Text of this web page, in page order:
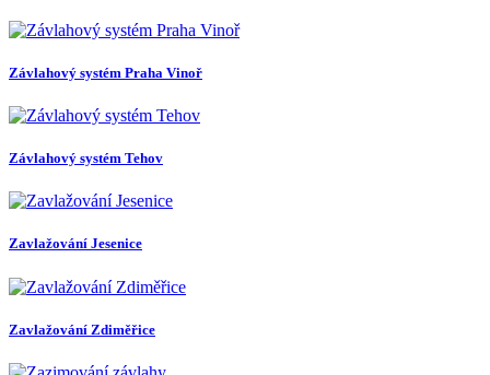
Závlahový systém Praha Vinoř
Závlahový systém Tehov
Zavlažování Jesenice
Zavlažování Zdiměřice